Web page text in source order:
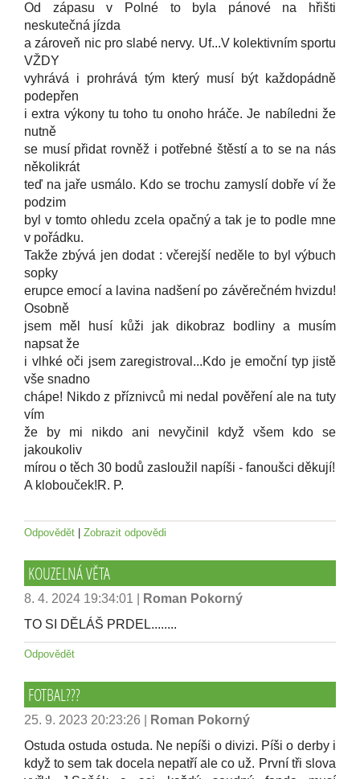
Od zápasu v Polné to byla pánové na hřišti
neskutečná jízda
a zároveň nic pro slabé nervy. Uf...V kolektivním sportu
VŽDY
vyhrává i prohrává tým který musí být každopádně
podepřen
i extra výkony tu toho tu onoho hráče. Je nabíledni že
nutně
se musí přidat rovněž i potřebné štěstí a to se na nás
několikrát
teď na jaře usmálo. Kdo se trochu zamyslí dobře ví že
podzim
byl v tomto ohledu zcela opačný a tak je to podle mne
v pořádku.
Takže zbývá jen dodat : včerejší neděle to byl výbuch
sopky
erupce emocí a lavina nadšení po závěrečném hvizdu!
Osobně
jsem měl husí kůži jak dikobraz bodliny a musím
napsat že
i vlhké oči jsem zaregistroval...Kdo je emoční typ jistě
vše snadno
chápe! Nikdo z příznivců mi nedal pověření ale na tuty
vím
že by mi nikdo ani nevyčinil když všem kdo se
jakoukoliv
mírou o těch 30 bodů zasloužil napíši - fanoušci děkují!
A klobouček!R. P.
Odpovědět Zobrazit odpovědi
KOUZELNÁ VĚTA
8. 4. 2024 19:34:01
Roman Pokorný
TO SI DĚLÁŠ PRDEL........
Odpovědět
FOTBAL???
25. 9. 2023 20:23:26
Roman Pokorný
Ostuda ostuda ostuda. Ne nepíši o divizi. Píši o derby i
když to sem tak docela nepatří ale co už. První tři slova